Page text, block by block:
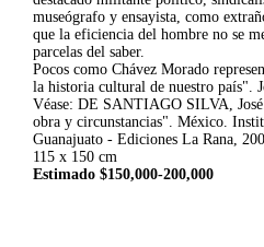
museógrafo y ensayista, como
que la eficiencia del hombre no se
parcelas del saber.
Pocos como Chávez Morado
la historia cultural de nuestro país".
Véase: DE SANTIAGO SILVA,
obra y circunstancias". México.
Guanajuato - Ediciones La Rana,
115 x 150 cm
Estimado $150,000-200,000